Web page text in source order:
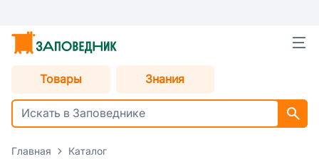
Товары Знания
Главная Каталог